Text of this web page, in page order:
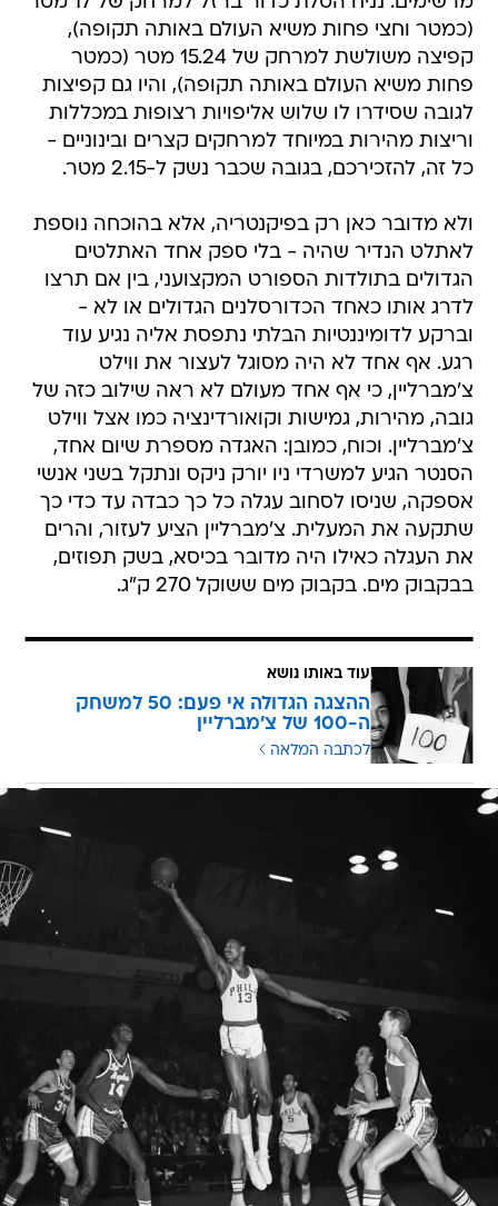
(כמטר וחצי פחות משיא העולם באותה תקופה),
קפיצה משולשת למרחק של 15.24 מטר (כמטר
פחות משיא העולם באותה תקופה), והיו גם קפיצות
לגובה שסידרו לו שלוש אליפויות רצופות במכללות
וריצות מהירות במיוחד למרחקים קצרים ובינוניים -
כל זה, להזכירכם, בגובה שכבר נשק ל-2.15 מטר.
ולא מדובר כאן רק בפיקנטריה, אלא בהוכחה נוספת
לאתלט הנדיר שהיה - בלי ספק אחד האתלטים
הגדולים בתולדות הספורט המקצועני, בין אם תרצו
לדרג אותו כאחד הכדורסלנים הגדולים או לא -
וברקע לדומיננטיות הבלתי נתפסת אליה נגיע עוד
רגע. אף אחד לא היה מסוגל לעצור את ווילט
צ'מברליין, כי אף אחד מעולם לא ראה שילוב כזה של
גובה, מהירות, גמישות וקואורדינציה כמו אצל ווילט
צ'מברליין. וכוח, כמובן: האגדה מספרת שיום אחד,
הסנטר הגיע למשרדי ניו יורק ניקס ונתקל בשני אנשי
אספקה, שניסו לסחוב עגלה כל כך כבדה עד כדי כך
שתקעה את המעלית. צ'מברליין הציע לעזור, והרים
את העגלה כאילו היה מדובר בכיסא, בשק תפוזים,
בבקבוק מים. בקבוק מים ששוקל 270 ק"ג.
עוד באותו נושא
ההצגה הגדולה אי פעם: 50 למשחק
ה-100 של צ'מברליין
לכתבה המלאה